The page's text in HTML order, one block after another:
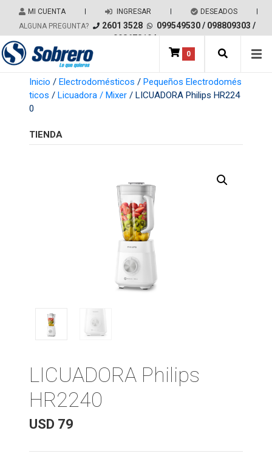
MI CUENTA | INGRESAR | DESEADOS |
ALGUNA PREGUNTA? 2601 3528 099549530/ 098809303 /
098678194
Salir del contenido
Main Navigation 0
Inicio / Electrodomésticos / Pequeños Electrodomés
ticos / Licuadora / Mixer / LICUADORA Philips HR224
0
TIENDA
LICUADORA Philips
HR2240
USD 79